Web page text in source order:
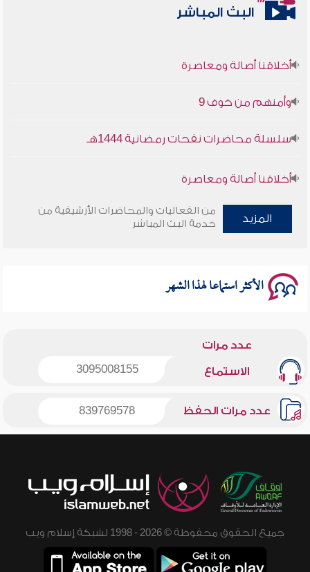
البث المباشر
أخلاقنا أصالة ومعاصرة
وأمنهم من خوف 9
أخلاقنا أصالة ومعاصرة
وأمنهم من خوف 9
المزيد
من الفعاليات والمحاضرات الأرشيفية من
خدمة البث المباشر
الأكثر استماعا لهذا الشهر
عدد مرات
الاستماع 3095008155
عدد مرات الحفظ 839769578
جميع الحقوق محفوظة © 2026 - 1998 لشبكة إسلام ويب